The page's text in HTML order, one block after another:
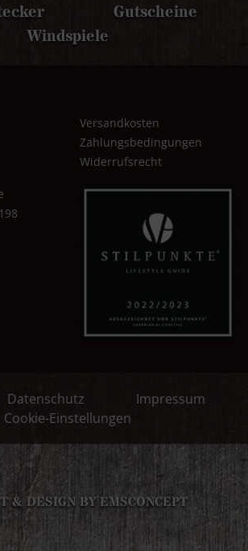
Gutscheine
Windspiele
Versandkosten
Zahlungsbedingungen
Widerrufsrecht
Datenschutz
Impressum
Cookie-Einstellungen
& DESIGN BY EMSCONCEPT